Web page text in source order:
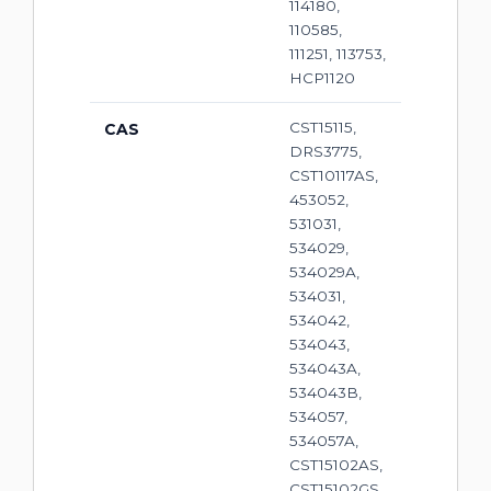
114180,
110585,
111251, 113753,
HCP1120
CAS
CST15115,
DRS3775,
CST10117AS,
453052,
531031,
534029,
534029A,
534031,
534042,
534043,
534043A,
534043B,
534057,
534057A,
CST15102AS,